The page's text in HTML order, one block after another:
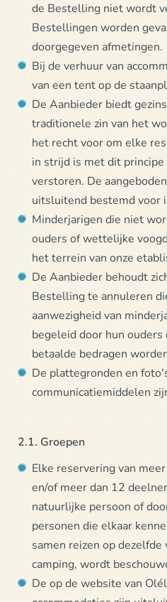
de Bestelling niet wordt
Bestellingen worden
doorgegeven afmetingen.
Bij de verhuur van
van een tent op de
De Aanbieder biedt
traditionele zin van het
het recht voor om elke
in strijd is met dit
verstoren. De
uitsluitend bestemd voor
Minderjarigen die niet
ouders of wettelijke
het terrein van onze
De Aanbieder behoudt
Bestelling te annuleren
aanwezigheid van
begeleid door hun
betaalde bedragen
De plattegronden en
communicatiemiddelen
2.1. Groepen
Elke reservering van
en/of meer dan 12
natuurlijke persoon of
personen die elkaar
samen reizen op
camping, wordt
De op de website van